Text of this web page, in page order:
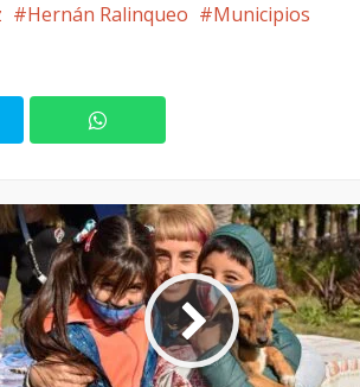
Hernán Ralinqueo
Municipios